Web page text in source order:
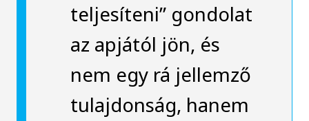
teljesíteni” gondolat
az apjától jön, és
nem egy rá jellemző
tulajdonság, hanem